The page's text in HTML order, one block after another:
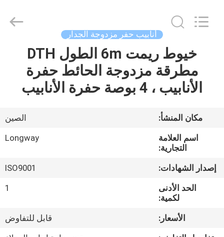
الصفحة
الرئيسية
فيديوهات
معلومات
في
أنابيب حفر مزدوجة الجدار
خيوط ريمت 6m الطول DTH
مطرقة مزدوجة الحائط حفرة
الأنابيب ، 4 بوصة حفرة الأنابيب
مكان المنشأ:
الصين
اسم العلامة
التجارية:
Longway
إصدار الشهادات:
ISO9001
الحد الأدنى
لكمية:
1
الأسعار:
قابل للتفاوض